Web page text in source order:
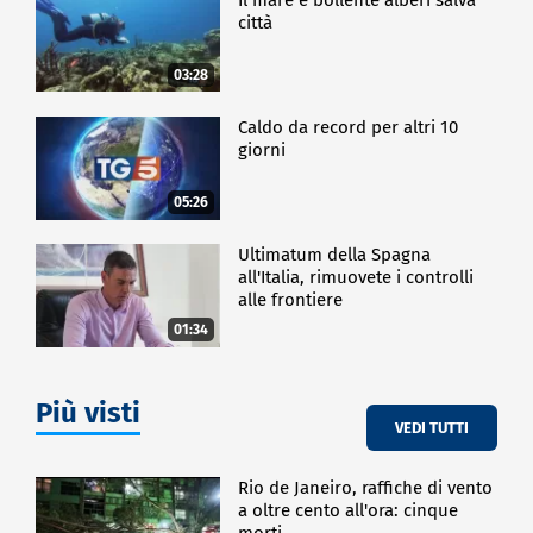
un appello per un "AI Child Safety Pledge", un
impegno per la sicurezza dei minori davanti all'Ia.
ESTERI
03:28
città
05:26
Caldo da record per altri 10
giorni
01:34
Ultimatum della Spagna
all'Italia, rimuovete i controlli
alle frontiere
Più visti VEDI TUTTI
Rio de Janeiro, raffiche di vento
a oltre cento all'ora: cinque